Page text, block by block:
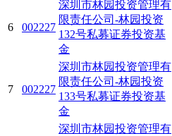
6 002227
深圳市林园投资管理有
限责任公司-林园投资
132号私募证券投资基
金
7 002227
深圳市林园投资管理有
限责任公司-林园投资
133号私募证券投资基
金
深圳市林园投资管理有